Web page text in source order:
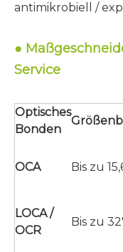
antimikrobiell /
●
Service
Optisches
Bonden
OCA Bis zu
LOCA /
OCR
Bis zu 32'